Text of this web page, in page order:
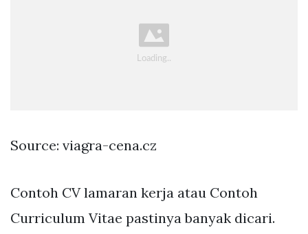
Source: viagra-cena.cz
Contoh CV lamaran kerja atau Contoh
Curriculum Vitae pastinya banyak dicari.